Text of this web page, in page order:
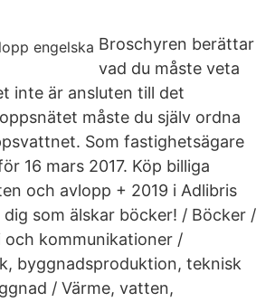
Broschyren berättar
vad du måste veta
inte är ansluten till det
måste du själv ordna
Som fastighetsägare
16 mars 2017. Köp billiga
och avlopp + 2019 i Adlibris
dig som älskar böcker! / Böcker /
och kommunikationer /
byggnadsproduktion, teknisk
/ Värme, vatten,